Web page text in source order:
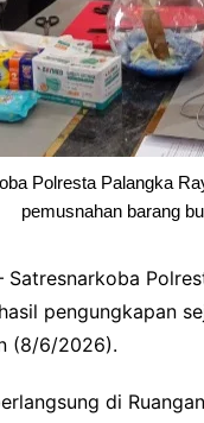
Polresta Palangka
pemusnahan barang
Satresnarkoba
pengungkapan
(8/6/2026).
di